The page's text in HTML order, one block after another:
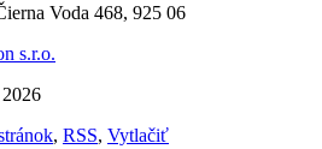
Voda 468, 925 06
s.r.o.
, RSS, Vytlačiť